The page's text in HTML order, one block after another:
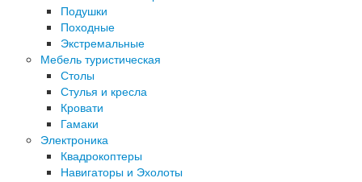
Подушки
Походные
Экстремальные
Мебель туристическая
Столы
Стулья и кресла
Кровати
Гамаки
Электроника
Квадрокоптеры
Навигаторы и Эхолоты